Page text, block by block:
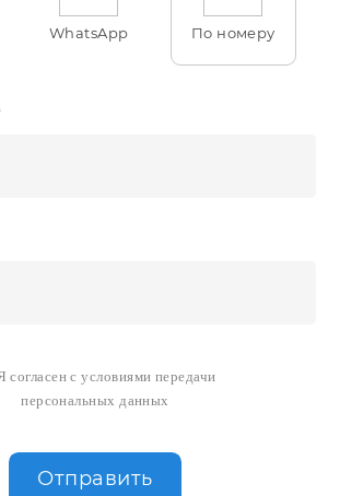
WhatsApp По номеру
согласен сусловиями передачи
персональных данных
Отправить